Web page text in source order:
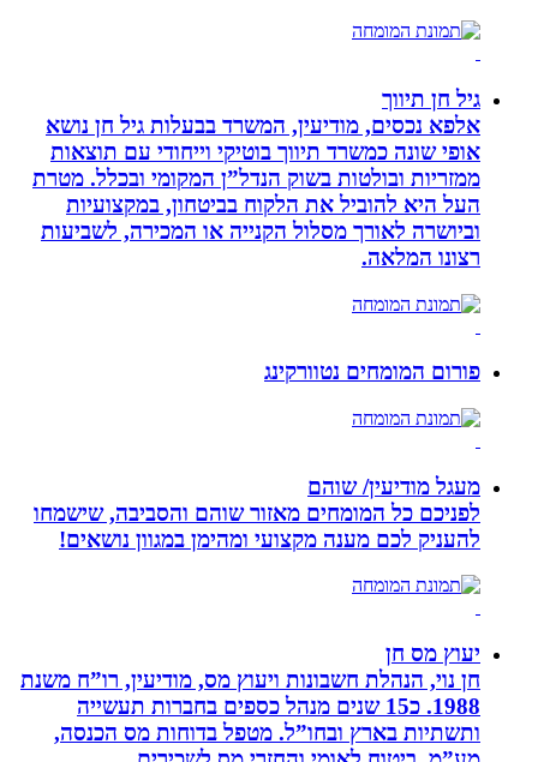
גיל חן תיווך
אלפא נכסים, מודיעין, המשרד בבעלות גיל חן נושא
אופי שונה כמשרד תיווך בוטיקי וייחודי עם תוצאות
ממזריות ובולטות בשוק הנדל”ן המקומי ובכלל. מטרת
העל היא להוביל את הלקוח בביטחון, במקצועיות
וביושרה לאורך מסלול הקנייה או המכירה, לשביעות
רצונו המלאה.
פורום המומחים נטוורקינג
מעגל מודיעין/ שוהם
לפניכם כל המומחים מאזור שוהם והסביבה, שישמחו
להעניק לכם מענה מקצועי ומהימן במגוון נושאים!
יעוץ מס חן
חן נוי, הנהלת חשבונות ויעוץ מס, מודיעין, רו”ח משנת
1988. כ15 שנים מנהל כספים בחברות תעשייה
ותשתיות בארץ ובחו”ל. מטפל בדוחות מס הכנסה,